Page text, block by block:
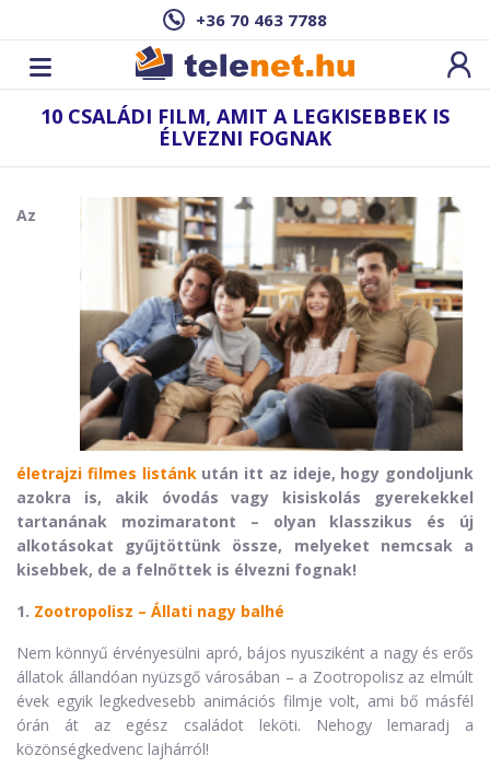
+36 70 463 7788
10 CSALÁDI FILM, AMIT A LEGKISEBBEK IS
ÉLVEZNI FOGNAK
Az
életrajzi filmes listánkután itt az ideje, hogy gondoljunk
azokra is, akik óvodás vagy kisiskolás gyerekekkel
tartanának mozimaratont – olyan klasszikus és új
alkotásokat gyűjtöttünk össze, melyeket nemcsak a
kisebbek, de a felnőttek is élvezni fognak!
1. Zootropolisz – Állati nagy balhé
Nem könnyű érvényesülni apró, bájos nyusziként a nagy és erős
állatok állandóan nyüzsgő városában – a Zootropolisz az elmúlt
évek egyik legkedvesebb animációs filmje volt, ami bő másfél
órán át az egész családot leköti. Nehogy lemaradj a
közönségkedvenc lajhárról!